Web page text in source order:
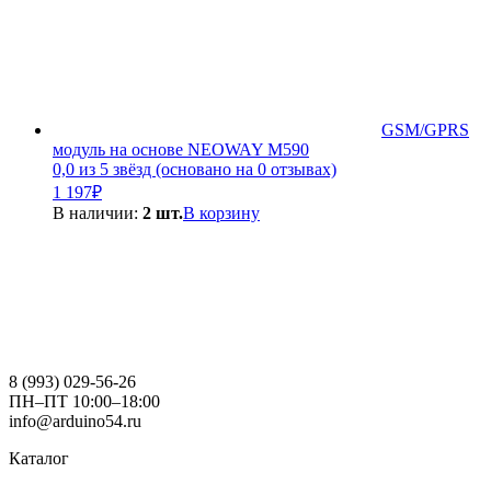
GSM/GPRS
модуль на основе NEOWAY M590
0,0 из 5 звёзд (основано на 0 отзывах)
1 197₽
В наличии: 2 шт.В корзину
8 (993) 029-56-26
ПН–ПТ 10:00–18:00
info@arduino54.ru
Каталог